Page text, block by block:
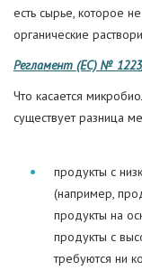
есть сырье, которое
органические
Регламент (ЕС) №
Что касается
существует разница
продукты с
(например,
продукты на
продукты с
требуются ни